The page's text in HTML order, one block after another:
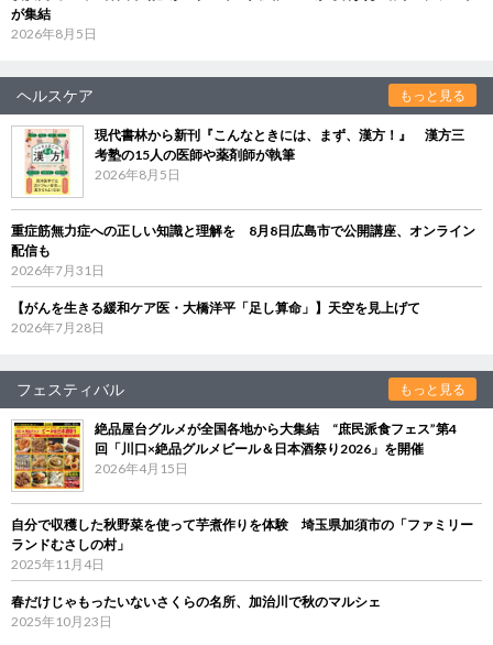
が集結
2026年8月5日
ヘルスケア もっと見る
現代書林から新刊『こんなときには、まず、漢方！』 漢方三
考塾の15人の医師や薬剤師が執筆
2026年8月5日
重症筋無力症への正しい知識と理解を 8月8日広島市で公開講座、オンライン
配信も
2026年7月31日
【がんを生きる緩和ケア医・大橋洋平「足し算命」】天空を見上げて
2026年7月28日
フェスティバル もっと見る
絶品屋台グルメが全国各地から大集結 “庶民派食フェス”第4
回「川口×絶品グルメビール＆日本酒祭り2026」を開催
2026年4月15日
自分で収穫した秋野菜を使って芋煮作りを体験 埼玉県加須市の「ファミリー
ランドむさしの村」
2025年11月4日
春だけじゃもったいないさくらの名所、加治川で秋のマルシェ
2025年10月23日